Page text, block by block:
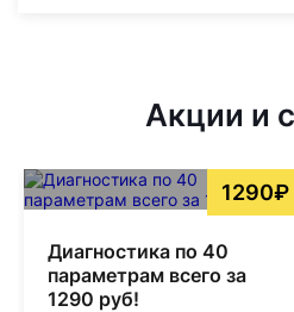
Акции и
1290₽
Диагностика по 40
параметрам всего за
1290 руб!